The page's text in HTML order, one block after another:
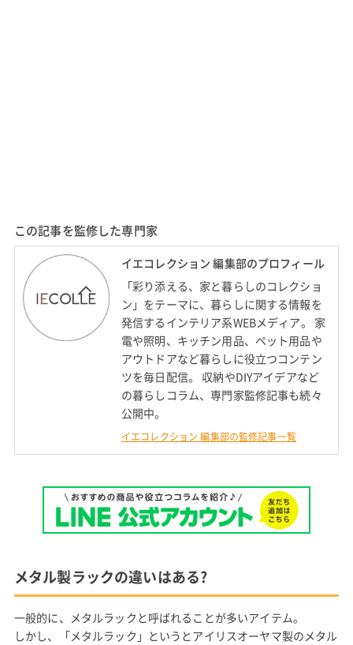
この記事を監修した専門家
イエコレクション 編集部のプロフィール
「彩り添える、家と暮らしのコレクショ
ン」をテーマに、暮らしに関する情報を
発信するインテリア系WEBメディア。 家
電や照明、キッチン用品、ペット用品や
アウトドアなど暮らしに役立つコンテン
ツを毎日配信。 収納やDIYアイデアなど
の暮らしコラム、専門家監修記事も続々
公開中。
イエコレクション 編集部の監修記事一覧
メタル製ラックの違いはある?
一般的に、メタルラックと呼ばれることが多いアイテム。
しかし、「メタルラック」というとアイリスオーヤマ製のメタル